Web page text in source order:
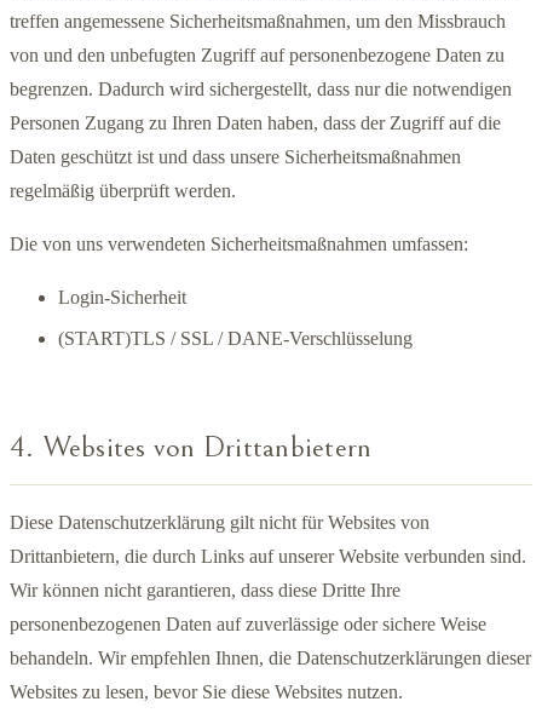
treffen angemessene Sicherheitsmaßnahmen, um den Missbrauch
von und den unbefugten Zugriff auf personenbezogene Daten zu
begrenzen. Dadurch wird sichergestellt, dass nur die notwendigen
Personen Zugang zu Ihren Daten haben, dass der Zugriff auf die
Daten geschützt ist und dass unsere Sicherheitsmaßnahmen
regelmäßig überprüft werden.
Die von uns verwendeten Sicherheitsmaßnahmen umfassen:
Login-Sicherheit
(START)TLS / SSL / DANE-Verschlüsselung
4. Websites von Drittanbietern
Diese Datenschutzerklärung gilt nicht für Websites von
Drittanbietern, die durch Links auf unserer Website verbunden sind.
Wir können nicht garantieren, dass diese Dritte Ihre
personenbezogenen Daten auf zuverlässige oder sichere Weise
behandeln. Wir empfehlen Ihnen, die Datenschutzerklärungen dieser
Websites zu lesen, bevor Sie diese Websites nutzen.